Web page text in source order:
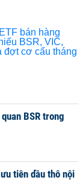
BSR trong
tiên dầu thô nội